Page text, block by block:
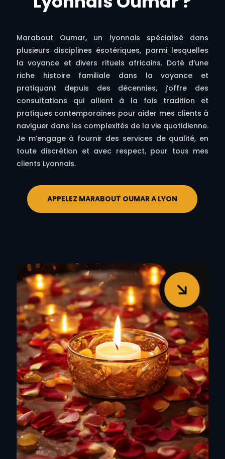
Marabout Oumar, un lyonnais spécialisé dans
plusieurs disciplines ésotériques, parmi lesquelles
la voyance et divers rituels africains. Doté d’une
riche histoire familiale dans la voyance et
pratiquant depuis des décennies, j’offre des
consultations qui allient à la fois tradition et
pratiques contemporaines pour aider mes clients à
naviguer dans les complexités de la vie quotidienne.
Je m’engage à fournir des services de qualité, en
toute discrétion et avec respect, pour tous mes
clients Lyonnais.
APPELEZ MARABOUT OUMAR A LYON